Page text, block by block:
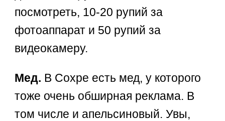
посмотреть, 10-20 рупий за
фотоаппарат и 50 рупий за
видеокамеру.
Мед. В Сохре есть мед, у которого
тоже очень обширная реклама. В
том числе и апельсиновый. Увы,